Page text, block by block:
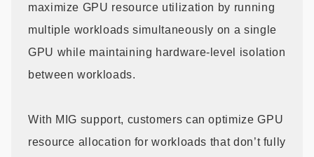
maximize GPU resource utilization by running
multiple workloads simultaneously on a single
GPU while maintaining hardware-level isolation
between workloads.
With MIG support, customers can optimize GPU
resource allocation for workloads that don’t fully